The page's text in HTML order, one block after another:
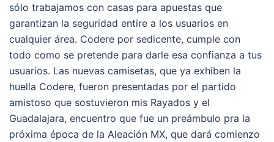
sólo trabajamos con casas para apuestas que
garantizan la seguridad entire a los usuarios en
cualquier área. Codere por sedicente, cumple con
todo como se pretende para darle esa confianza a tus
usuarios. Las nuevas camisetas, que ya exhiben la
huella Codere, fueron presentadas por el partido
amistoso que sostuvieron mis Rayados y el
Guadalajara, encuentro que fue un preámbulo pra la
próxima época de la Aleación MX, que dará comienzo